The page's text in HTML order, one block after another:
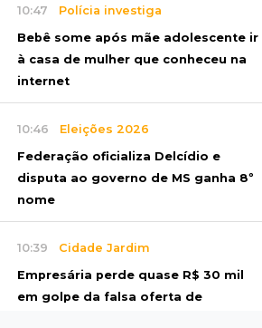
10:47 Polícia investiga
Bebê some após mãe adolescente ir
à casa de mulher que conheceu na
internet
10:46 Eleições 2026
Federação oficializa Delcídio e
disputa ao governo de MS ganha 8º
nome
10:39 Cidade Jardim
Empresária perde quase R$ 30 mil
em golpe da falsa oferta de